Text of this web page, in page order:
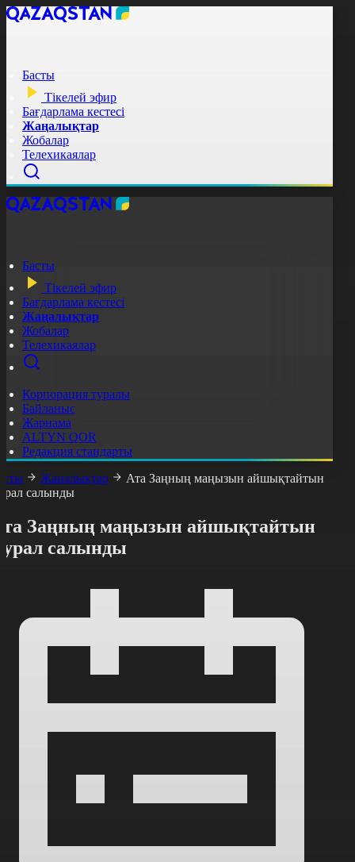
Басты
Тікелей эфир
Бағдарлама кестесі
Жаңалықтар
Жобалар
Телехикаялар
Басты
Тікелей эфир
Бағдарлама кестесі
Жаңалықтар
Жобалар
Телехикаялар
Корпорация туралы
Байланыс
Жарнама
ALTYN QOR
Редакция стандарты
Жаңалықтар
Ата Заңның маңызын айшықтайтын
салынды
Заңның маңызын айшықтайтын
салынды